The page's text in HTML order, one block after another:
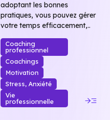
adoptant les bonnes
pratiques, vous pouvez gérer
votre temps efficacement,..
Coaching
professionnel
Coachings
Motivation
Stress, Anxiété
Vie
professionnelle
read_more